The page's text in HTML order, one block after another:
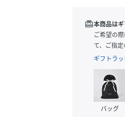
redeem本商品は
ご希望の
て、ご指定
ギフトラ
バッグ